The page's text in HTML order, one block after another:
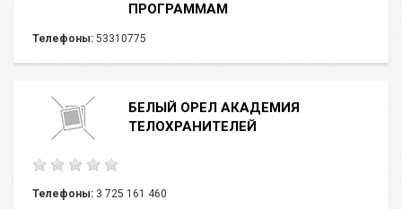
ПРОГРАММАМ
Телефоны: 53310775
БЕЛЫЙ ОРЕЛ АКАДЕМИЯ
ТЕЛОХРАНИТЕЛЕЙ
Телефоны: 3 725 161 460